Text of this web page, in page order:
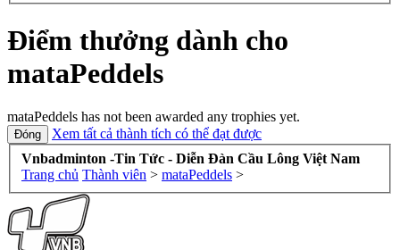
Điểm thưởng dành cho
mataPeddels
mataPeddels has not been awarded any trophies yet.
Xem tất cả thành tích có thể đạt được
Vnbadminton -Tin Tức - Diễn Đàn Cầu Lông Việt Nam
Trang chủ Thành viên > mataPeddels >